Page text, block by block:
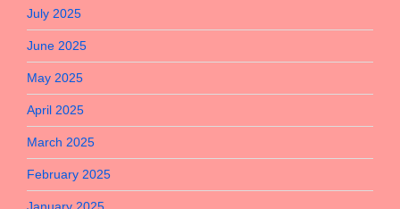
July 2025
June 2025
May 2025
April 2025
March 2025
February 2025
January 2025